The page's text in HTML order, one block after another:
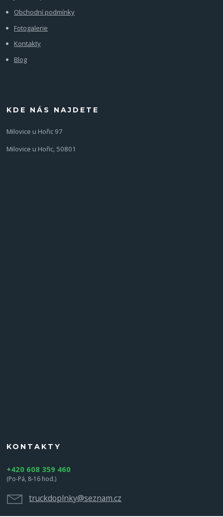
Obchodní podmínky
Fotogalerie
Kontakty
Blog
KDE NÁS NAJDETE
Milovice u Hořic 97
Milovice u Hořic, 50801
KONTAKTY
+420 608 359 460
(Po-Pá, 8-16 hod.)
truckdoplnky@seznam.cz